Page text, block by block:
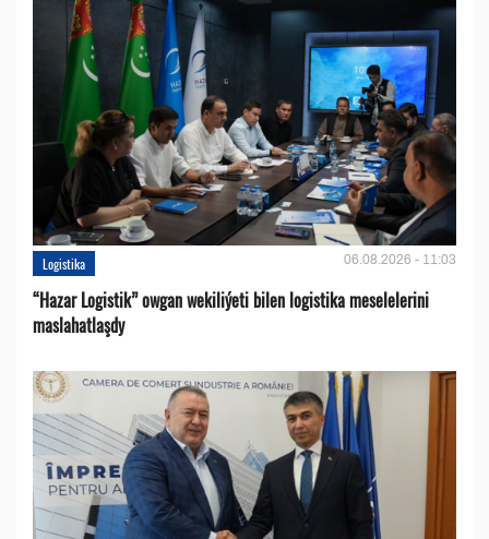
Logistika 06.08.2026 - 11:03
“Hazar Logistik” owgan wekiliýeti bilen logistika meselelerini
maslahatlaşdy